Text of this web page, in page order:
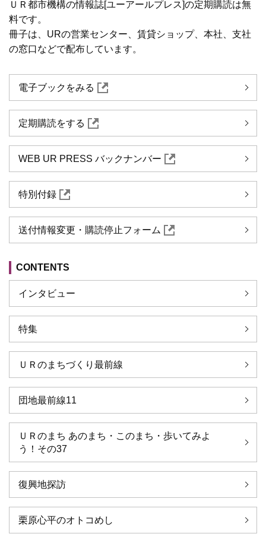
ＵＲ都市機構の情報誌[ユーアールプレス]の定期購読は無
料です。
冊子は、URの営業センター、賃貸ショップ、本社、支社
の窓口などで配布しています。
電子ブックをみる
定期購読をする
WEB UR PRESS バックナンバー
特別付録
送付情報変更・購読停止フォーム
CONTENTS
インタビュー
特集
ＵＲのまちづくり最前線
団地最前線11
ＵＲのまち あのまち・このまち・歩いてみよ
う！その37
復興地探訪
栗原心平のオトコめし